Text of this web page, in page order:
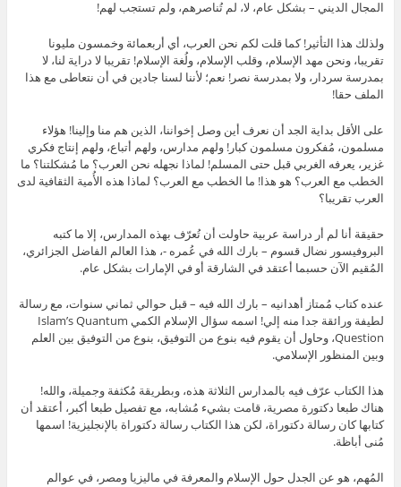
المجال الديني – بشكل عام، لا، لم تُناصرهم، ولم تستجب لهم!
ولذلك هذا التأثير! كما قلت لكم نحن العرب، أي أربعمائة وخمسون مليونا
تقريبا، ونحن مهد الإسلام، وقلب الإسلام، ولُغة الإسلام! تقريبا لا دراية لنا، لا
بمدرسة سردار، ولا بمدرسة نصر! نعم؛ لأننا لسنا جادين في أن نتعاطى مع هذا
الملف حقا!
على الأقل بداية الجد أن نعرف أين وصل إخواننا، الذين هم منا وإلينا! هؤلاء
مسلمون، مُفكرون مسلمون كبار! ولهم مدارس، ولهم أتباع، ولهم إنتاج فكري
غزير، يعرفه الغربي قبل حتى المسلم! لماذا نجهله نحن العرب؟ ما مُشكلتنا؟ ما
الخطب مع العرب؟ هو هذا! ما الخطب مع العرب؟ لماذا هذه الأُمية الثقافية لدى
العرب تقريبا؟
حقيقة أنا لم أر دراسة عربية حاولت أن تُعرّف بهذه المدارس، إلا ما كتبه
البروفيسور نضال قسوم – بارك الله في عُمره -، هذا العالم الفاضل الجزائري،
المُقيم الآن حسبما أعتقد في الشارقة أو في الإمارات بشكل عام.
عنده كتاب مُمتاز أهدانيه – بارك الله فيه – قبل حوالي ثماني سنوات، مع رسالة
لطيفة ورائقة جدا منه إلي! اسمه سؤال الإسلام الكمي Islam’s Quantum
Question، وحاول أن يقوم فيه بنوع من التوفيق، بنوع من التوفيق بين العلم
وبين المنظور الإسلامي.
هذا الكتاب عرّف فيه بالمدارس الثلاثة هذه، وبطريقة مُكثفة وجميلة، والله!
هناك طبعا دكتورة مصرية، قامت بشيء مُشابه، مع تفصيل طبعا أكبر، أعتقد أن
كتابها كان رسالة دكتوراة، لكن هذا الكتاب رسالة دكتوراة بالإنجليزية! اسمها
مُنى أباظة.
المُهم، هو عن الجدل حول الإسلام والمعرفة في ماليزيا ومصر، في عوالم